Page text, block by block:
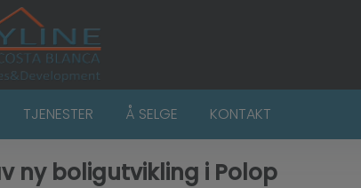
TJENESTER Å SELGE KONTAKT
ny boligutvikling i Polop